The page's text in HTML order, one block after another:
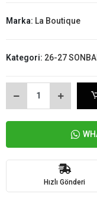
Marka: La Boutique
Kategori: 26-27
Hızlı Gönderi